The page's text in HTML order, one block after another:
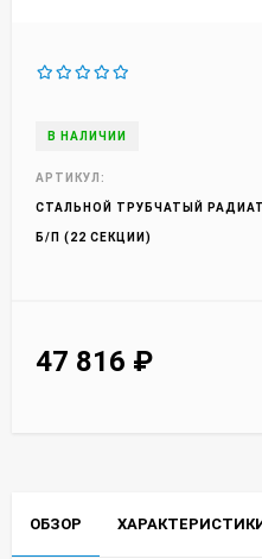
В НАЛИЧИИ
АРТИКУЛ:
СТАЛЬНОЙ ТРУБЧАТЫЙ
Б/П (22 СЕКЦИИ)
47 816 ₽
ОБЗОР